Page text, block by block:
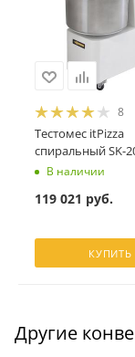
8
Тестомес itPizza
спиральный SK-
В наличии
119 021 руб.
КУПИТЬ
Другие